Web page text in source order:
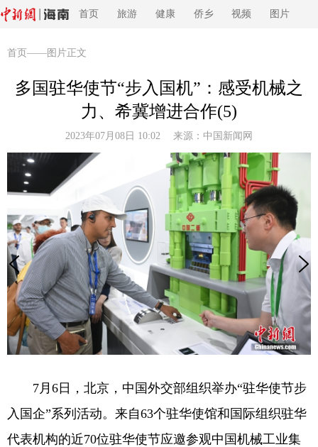
首页 旅游 健康 侨乡 视频 图片
首页 ——图片正文
多国驻华使节“步入国机”：感受机械之
力、希冀增进合作(5)
2023年07月08日 10:02 来源： 中国新闻网
7月6日，北京，中国外交部组织举办“驻华使节步
入国企”系列活动。来自63个驻华使馆和国际组织驻华
代表机构的近70位驻华使节应邀参观中国机械工业集